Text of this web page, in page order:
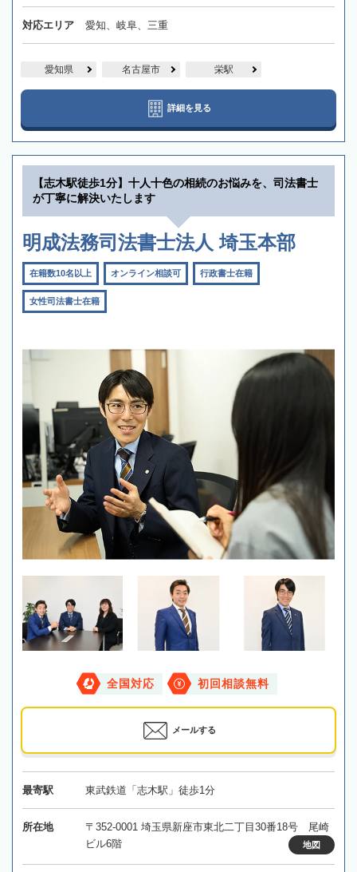
対応エリア 愛知、岐阜、三重
愛知県 名古屋市 栄駅
詳細を見る
【志木駅徒歩1分】十人十色の相続のお悩みを、司法書士
が丁寧に解決いたします
明成法務司法書士法人 埼玉本部
在籍数10名以上 オンライン相談可 行政書士在籍
女性司法書士在籍
全国対応 初回相談無料
メールする
最寄駅 東武鉄道「志木駅」徒歩1分
所在地
〒352-0001 埼玉県新座市東北二丁目30番18号 尾崎
ビル6階
地図